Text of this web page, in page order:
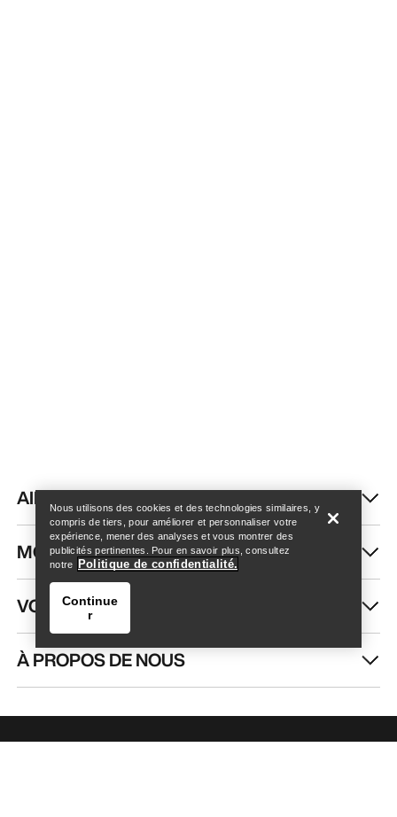
Trouver un magasin Help
AIDE
MON COMPTE
VOIR PLUS
À PROPOS DE NOUS
Nous utilisons des cookies et des technologies similaires, y
compris de tiers, pour améliorer et personnaliser votre
expérience, mener des analyses et vous montrer des
publicités pertinentes. Pour en savoir plus, consultez
notre
Politique de confidentialité.
Continue
r